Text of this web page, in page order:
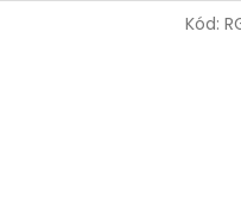
Kód: